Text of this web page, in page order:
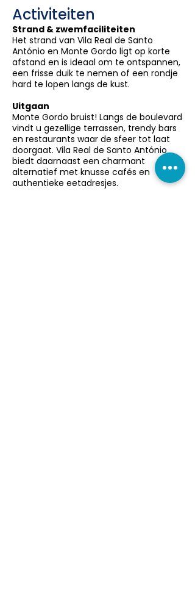
Activiteiten
Strand & zwemfaciliteiten
Het strand van Vila Real de Santo
António en Monte Gordo ligt op korte
afstand en is ideaal om te ontspannen,
een frisse duik te nemen of een rondje
hard te lopen langs de kust.
Uitgaan
Monte Gordo bruist! Langs de boulevard
vindt u gezellige terrassen, trendy bars
en restaurants waar de sfeer tot laat
doorgaat. Vila Real de Santo António
biedt daarnaast een charmant
alternatief met knusse cafés en
authentieke eetadresjes.